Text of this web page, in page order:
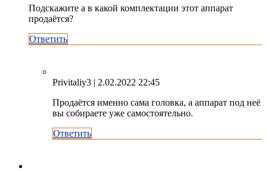
Подскажите а в какой комплектации этот аппарат
продаётся?
Ответить
Privitaliy3 | 2.02.2022 22:45
Продаётся именно сама головка, а аппарат под неё
вы собираете уже самостоятельно.
Ответить